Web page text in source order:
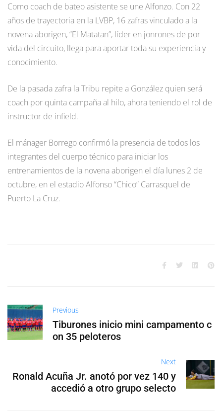
Como coach de bateo asistente se une Alfonzo. Con 22
años de trayectoria en la LVBP, 16 zafras vinculado a la
novena aborigen, “El Matatan”, líder en jonrones de por
vida del circuito, llega para aportar toda su experiencia y
conocimiento.
De la pasada zafra la Tribu repite a González quien será
coach por quinta campaña al hilo, ahora teniendo el rol de
instructor de infield.
El mánager Borrego confirmó la presencia de todos los
integrantes del cuerpo técnico para iniciar los
entrenamientos de la novena aborigen el día lunes 2 de
octubre, en el estadio Alfonso “Chico” Carrasquel de
Puerto La Cruz.
Previous
Tiburones inicio mini campamento c
on 35 peloteros
Next
Ronald Acuña Jr. anotó por vez 140 y
accedió a otro grupo selecto